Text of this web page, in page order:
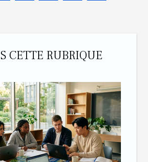
CETTE RUBRIQUE